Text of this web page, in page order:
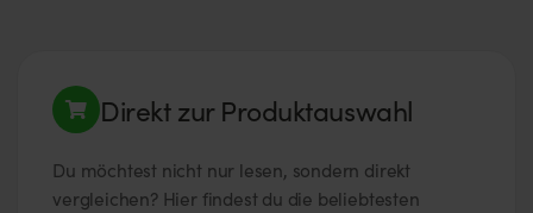
Direkt zur Produktauswahl
Du möchtest nicht nur lesen, sondern direkt
vergleichen? Hier findest du die beliebtesten